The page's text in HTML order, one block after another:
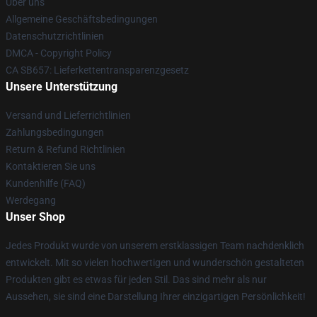
Allgemeine Geschäftsbedingungen
Datenschutzrichtlinien
DMCA - Copyright Policy
CA SB657: Lieferkettentransparenzgesetz
Unsere Unterstützung
Versand und Lieferrichtlinien
Zahlungsbedingungen
Return & Refund Richtlinien
Kontaktieren Sie uns
Kundenhilfe (FAQ)
Werdegang
Unser Shop
Jedes Produkt wurde von unserem erstklassigen Team nachdenklich
entwickelt. Mit so vielen hochwertigen und wunderschön gestalteten
Produkten gibt es etwas für jeden Stil. Das sind mehr als nur
Aussehen, sie sind eine Darstellung Ihrer einzigartigen Persönlichkeit!